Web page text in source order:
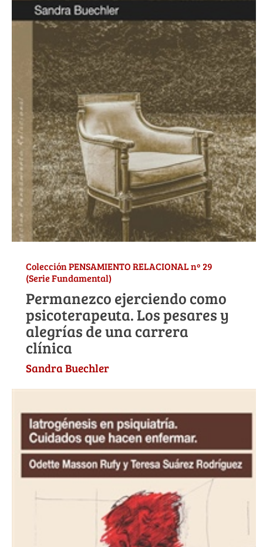
Colección PENSAMIENTO RELACIONAL nº 29
(Serie Fundamental)
Permanezco ejerciendo como
psicoterapeuta. Los pesares y
alegrías de una carrera
clínica
Sandra Buechler